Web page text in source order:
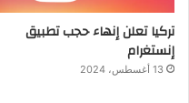
تركيا تعلن إنهاء حجب تطبيق
إنستغرام
13 أغسطس، 2024